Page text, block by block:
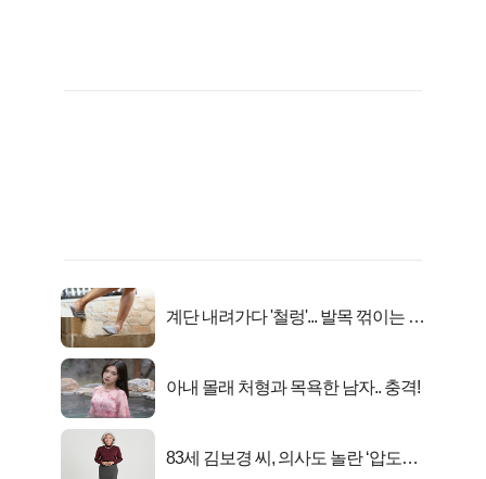
계단 내려가다 '철렁'... 발목 꺾이는 이
아내 몰래 처형과 목욕한 남자.. 충격!
83세 김보경 씨, 의사도 놀란 ‘압도적